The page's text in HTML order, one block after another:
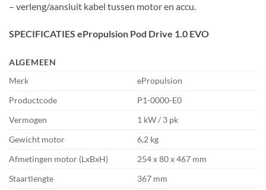
– verleng/aansluit kabel tussen motor en accu.
SPECIFICATIES ePropulsion Pod Drive 1.0 EVO
ALGEMEEN
Merk
ePropulsion
Productcode
P1-0000-E0
Vermogen
1 kW / 3 pk
Gewicht motor
6,2 kg
Afmetingen motor (LxBxH)
254 x 80 x 467 mm
Staartlengte
367 mm